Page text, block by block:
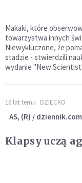
Makaki, które
towarzystwa innych
Niewykluczone, że
stadzie - stwierdzili
wydanie "New
16 lat temu DZIECKO
AS, (R) /
Klapsy uczą